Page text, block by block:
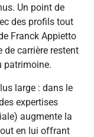
Un point de
des profils tout
Franck Appietto
de carrière restent
patrimoine.
large : dans le
expertises
augmente la
en lui offrant